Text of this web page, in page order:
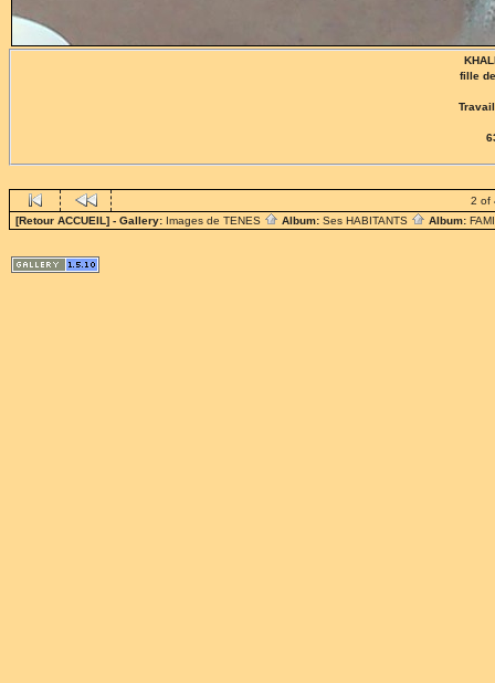
fille
2 of
[Retour ACCUEIL] - Gallery: Images de TENES Album: Ses HABITANTS Album: